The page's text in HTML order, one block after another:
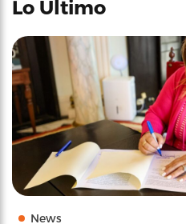
Lo Último
News